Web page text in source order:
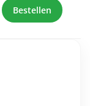
Bestellen